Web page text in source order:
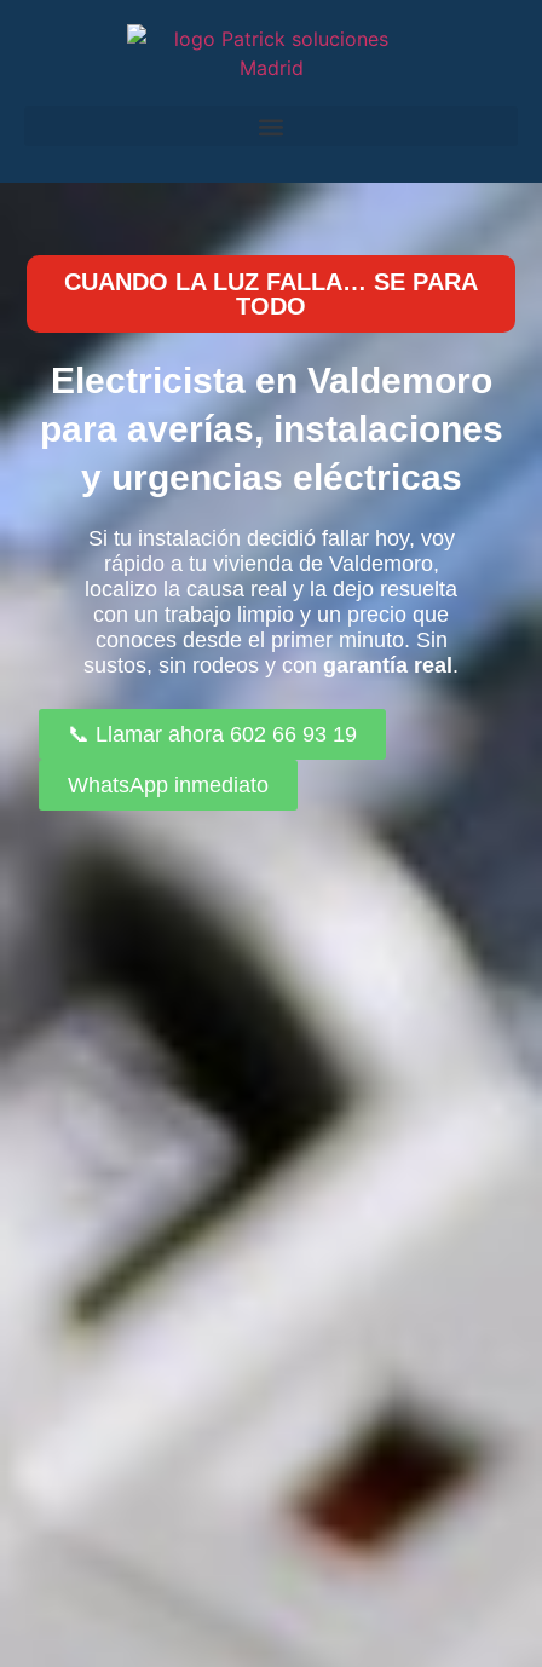
CUANDO LA LUZ FALLA… SE PARA
TODO
Electricista en Valdemoro
para averías, instalaciones
y urgencias eléctricas
Si tu instalación decidió fallar hoy, voy
rápido a tu vivienda de Valdemoro,
localizo la causa real y la dejo resuelta
con un trabajo limpio y un precio que
conoces desde el primer minuto. Sin
sustos, sin rodeos y con garantía real.
📞 Llamar ahora 602 66 93 19
WhatsApp inmediato